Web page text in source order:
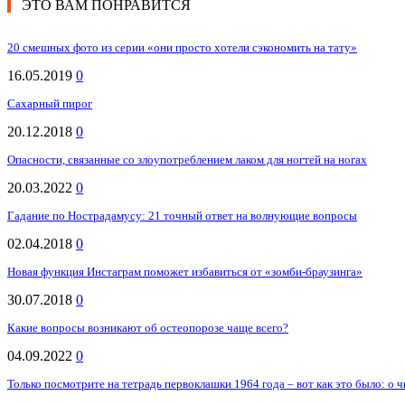
ЭТО ВАМ ПОНРАВИТСЯ
20 смешных фото из серии «они просто хотели сэкономить на тату»
16.05.2019 0
Сахарный пирог
20.12.2018 0
Опасности, связанные со злоупотреблением лаком для ногтей на ногах
20.03.2022 0
Гадание по Нострадамусу: 21 точный ответ на волнующие вопросы
02.04.2018 0
Новая функция Инстаграм поможет избавиться от «зомби-браузинга»
30.07.2018 0
Какие вопросы возникают об остеопорозе чаще всего?
04.09.2022 0
Только посмотрите на тетрадь первоклашки 1964 года – вот как это было: о